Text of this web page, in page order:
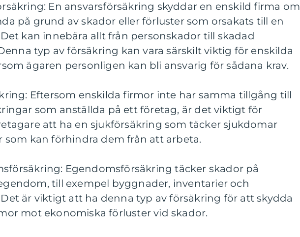
En ansvarsförsäkring skyddar en enskild firma om
på grund av skador eller förluster som orsakats till en
kan innebära allt från personskador till skadad
typ av försäkring kan vara särskilt viktig för enskilda
ägaren personligen kan bli ansvarig för sådana krav.
Eftersom enskilda firmor inte har samma tillgång till
som anställda på ett företag, är det viktigt för
att ha en sjukförsäkring som täcker sjukdomar
som kan förhindra dem från att arbeta.
Egendomsförsäkring täcker skador på
till exempel byggnader, inventarier och
är viktigt att ha denna typ av försäkring för att skydda
mot ekonomiska förluster vid skador.